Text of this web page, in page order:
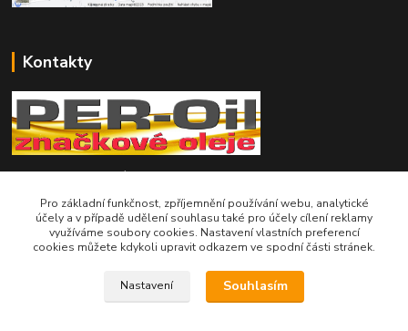
Kontakty
Telefon pro technické dotazy: 775 113 255
Telefon do našeho obchodu : 774 993 479
info@znackoveoleje.cz
Pro základní funkčnost, zpříjemnění používání webu, analytické
účely a v případě udělení souhlasu také pro účely cílení reklamy
využíváme soubory cookies. Nastavení vlastních preferencí
cookies můžete kdykoli upravit odkazem ve spodní části stránek.
Nastavení Souhlasím